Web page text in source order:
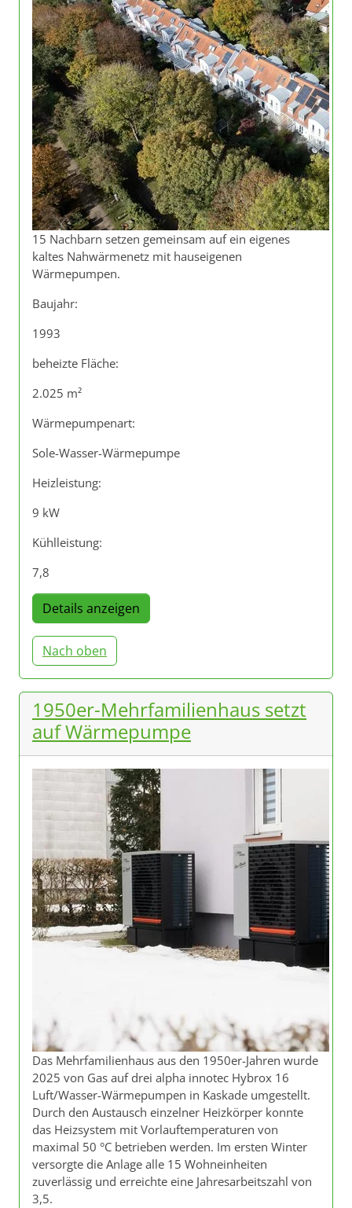
15 Nachbarn setzen gemeinsam auf ein eigenes
kaltes Nahwärmenetz mit hauseigenen
Wärmepumpen.
Baujahr:
1993
beheizte Fläche:
2.025 m²
Wärmepumpenart:
Sole-Wasser-Wärmepumpe
Heizleistung:
9 kW
Kühlleistung:
7,8
Details anzeigen
Nach oben
1950er-Mehrfamilienhaus setzt
auf Wärmepumpe
Das Mehrfamilienhaus aus den 1950er-Jahren wurde
2025 von Gas auf drei alpha innotec Hybrox 16
Luft/Wasser-Wärmepumpen in Kaskade umgestellt.
Durch den Austausch einzelner Heizkörper konnte
das Heizsystem mit Vorlauftemperaturen von
maximal 50 °C betrieben werden. Im ersten Winter
versorgte die Anlage alle 15 Wohneinheiten
zuverlässig und erreichte eine Jahresarbeitszahl von
3,5.